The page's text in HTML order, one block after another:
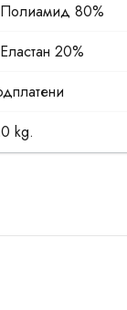
Полиамид 80%
Еластан 20%
kg.